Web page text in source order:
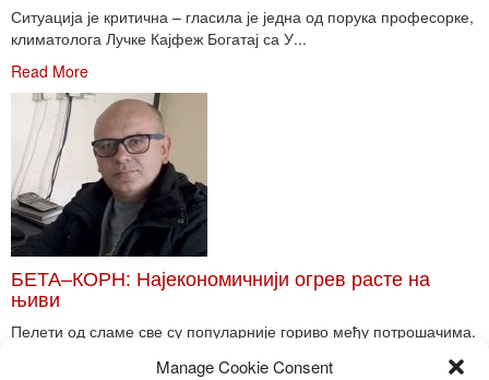
Manage Cookie Consent
Ситуација је критична – гласила је једна од порука професорке,
климатолога Лучке Кајфеж Богатај са У...
Read More
БЕТА–КОРН: Најекономичнији огрев расте на
њиви
Пелети од сламе све су популарније гориво међу потрошачима.